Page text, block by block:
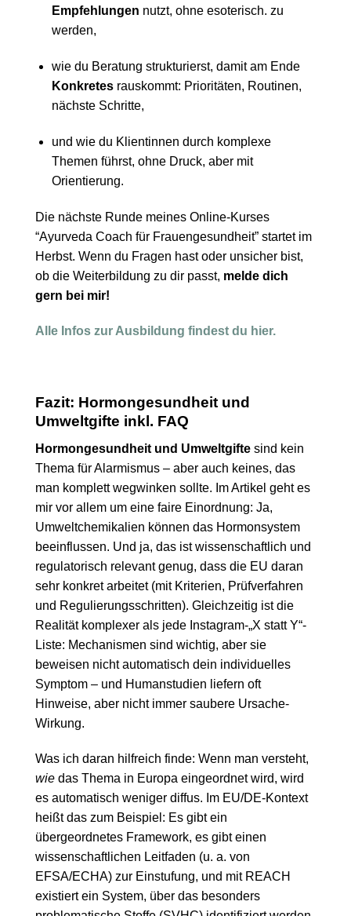
Empfehlungen nutzt, ohne esoterisch. zu
werden,
wie du Beratung strukturierst, damit am Ende
Konkretesrauskommt: Prioritäten, Routinen,
nächste Schritte,
und wie du Klientinnen durch komplexe
Themen führst, ohne Druck, aber mit
Orientierung.
Die nächste Runde meines Online-Kurses
“Ayurveda Coach für Frauengesundheit” startet im
Herbst. Wenn du Fragen hast oder unsicher bist,
ob die Weiterbildung zu dir passt, melde dich
gern bei mir!
Alle Infos zur Ausbildung findest du hier.
Fazit: Hormongesundheit und
Umweltgifte inkl. FAQ
Hormongesundheit und Umweltgifte sind kein
Thema für Alarmismus – aber auch keines, das
man komplett wegwinken sollte. Im Artikel geht es
mir vor allem um eine faire Einordnung: Ja,
Umweltchemikalien können das Hormonsystem
beeinflussen. Und ja, das ist wissenschaftlich und
regulatorisch relevant genug, dass die EU daran
sehr konkret arbeitet (mit Kriterien, Prüfverfahren
und Regulierungsschritten). Gleichzeitig ist die
Realität komplexer als jede Instagram-„X statt Y“-
Liste: Mechanismen sind wichtig, aber sie
beweisen nicht automatisch dein individuelles
Symptom – und Humanstudien liefern oft
Hinweise, aber nicht immer saubere Ursache-
Wirkung.
Was ich daran hilfreich finde: Wenn man versteht,
wie das Thema in Europa eingeordnet wird, wird
es automatisch weniger diffus. Im EU/DE-Kontext
heißt das zum Beispiel: Es gibt ein
übergeordnetes Framework, es gibt einen
wissenschaftlichen Leitfaden (u. a. von
EFSA/ECHA) zur Einstufung, und mit REACH
existiert ein System, über das besonders